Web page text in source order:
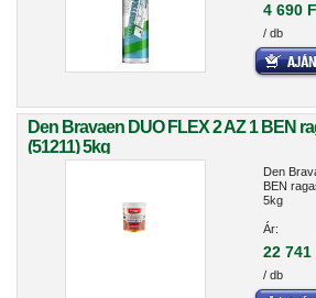
4 690
/ db
Den Bravaen DUO FLEX 2 AZ 1 BEN
(51211) 5kg
Den
BEN
5kg
Ár:
22 741
/ db